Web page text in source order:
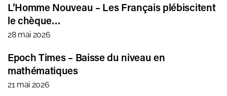
L’Homme Nouveau – Les Français plébiscitent
le chèque…
28 mai 2026
Epoch Times – Baisse du niveau en
mathématiques
21 mai 2026